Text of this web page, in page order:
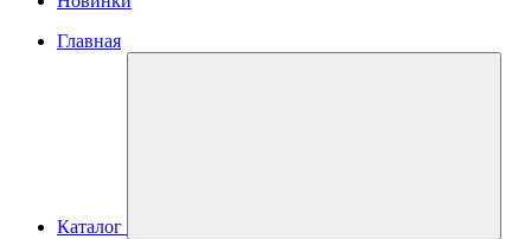
Главная
Каталог